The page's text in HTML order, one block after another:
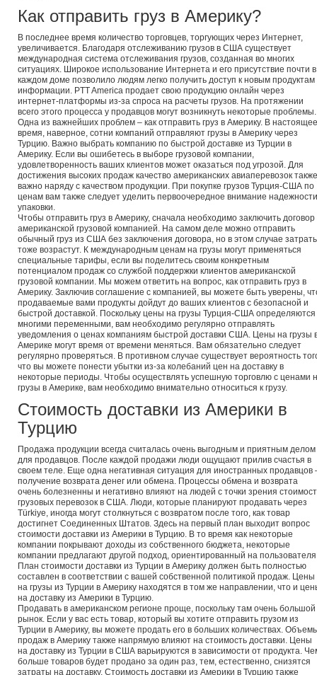
Как отправить груз в Америку?
В последнее время количество торговцев, торгующих через Интернет,
увеличивается. Благодаря отслеживанию грузов в США существует
международная система отслеживания грузов, созданная во многих
ситуациях. Широкое использование Интернета и его присутствие почти в
каждом доме позволило людям легко получить доступ к новым продуктам
информации. PTT America продает свою продукцию онлайн через
интернет-платформы из-за спроса на расчеты грузов. На протяжении
всего этого процесса у продавцов могут возникнуть некоторые проблемы.
Одна из важнейших проблем – как отправить груз в Америку. В настоящее
время, наверное, сотни компаний отправляют грузы в Америку через
Турцию. Важно выбрать компанию по быстрой доставке из Турции в
Америку. Если вы ошибетесь в выборе грузовой компании,
удовлетворенность ваших клиентов может оказаться под угрозой. Для
достижения высоких продаж качество американских авиаперевозок также
важно наряду с качеством продукции. При покупке грузов Турция-США по
ценам вам также следует уделить первоочередное внимание надежности
упаковки.
Чтобы отправить груз в Америку, сначала необходимо заключить договор
американской грузовой компанией. На самом деле можно отправить
обычный груз из США без заключения договора, но в этом случае
тоже возрастут. К международным ценам на грузы могут применяться
специальные тарифы, если вы поделитесь своим конкретным
потенциалом продаж со службой поддержки клиентов американской
грузовой компании. Мы можем ответить на вопрос, как отправить груз в
Америку. Заключив соглашение с компанией, вы можете быть уверены,
продаваемые вами продукты дойдут до ваших клиентов с безопасной и
быстрой доставкой. Поскольку цены на грузы Турция-США определяются
многими переменными, вам необходимо регулярно отправлять
уведомления о ценах компаниям быстрой доставки США. Цены на грузы
Америке могут время от времени меняться. Вам обязательно следует
регулярно проверяться. В противном случае существует вероятность
что вы можете понести убытки из-за колебаний цен на доставку в
некоторые периоды. Чтобы осуществлять успешную торговлю с ценами
грузы в Америке, вам необходимо внимательно относиться к грузу.
Стоимость доставки из Америки в
Турцию
Продажа продукции всегда считалась очень выгодным и приятным делом
для продавцов. После каждой продажи люди ощущают прилив счастья в
своем теле. Еще одна негативная ситуация для иностранных продавцов
получение возврата денег или обмена. Процессы обмена и возврата
очень болезненны и негативно влияют на людей с точки зрения
грузовых перевозок в США. Люди, которые планируют продавать через
Türkiye, иногда могут столкнуться с возвратом после того, как товар
достигнет Соединенных Штатов. Здесь на первый план выходит вопрос
стоимости доставки из Америки в Турцию. В то время как некоторые
компании покрывают доходы из собственного бюджета, некоторые
компании предлагают другой подход, ориентированный на
План стоимости доставки из Турции в Америку должен быть полностью
составлен в соответствии с вашей собственной политикой продаж. Цены
на грузы из Турции в Америку находятся в том же направлении, что и
на доставку из Америки в Турцию.
Продавать в американском регионе проще, поскольку там очень большой
рынок. Если у вас есть товар, который вы хотите отправить грузом из
Турции в Америку, вы можете продать его в больших количествах.
продаж в Америку также напрямую влияют на стоимость доставки. Цены
на доставку из Турции в США варьируются в зависимости от продукта.
больше товаров будет продано за один раз, тем, естественно, снизятся
затраты на доставку. Стоимость доставки из Америки в Турцию также